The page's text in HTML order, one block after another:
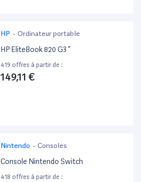
HP - Ordinateur portable
HP EliteBook 820 G3 ”
419 offres à partir de :
149,11 €
Nintendo - Consoles
Console Nintendo Switch
418 offres à partir de :